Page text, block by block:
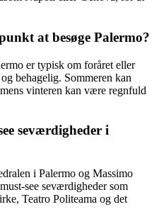
at besøge Palermo?
er typisk om foråret eller
behagelig. Sommeren kan
vinteren kan være regnfuld
seværdigheder i
i Palermo og Massimo
see seværdigheder som
Teatro Politeama og det